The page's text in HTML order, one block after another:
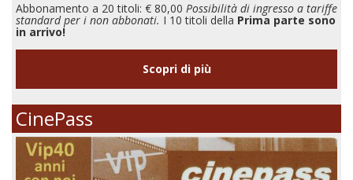
Abbonamento a 20 titoli: € 80,00 Possibilità di ingresso a tariffe
standard per i non abbonati. I 10 titoli della Prima parte sono
in arrivo!
Scopri di più
CinePass